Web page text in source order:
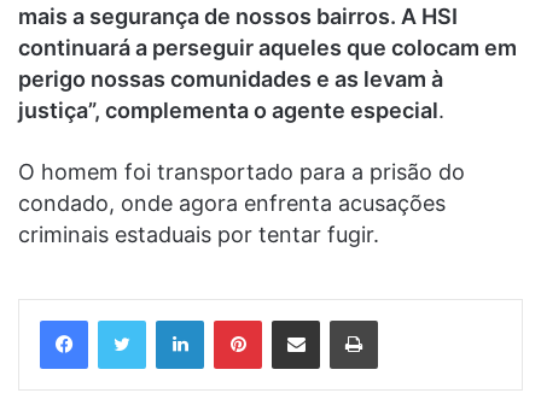
mais a segurança de nossos bairros. A HSI
continuará a perseguir aqueles que colocam em
perigo nossas comunidades e as levam à
justiça”, complementa o agente especial.
O homem foi transportado para a prisão do
condado, onde agora enfrenta acusações
criminais estaduais por tentar fugir.
LinkedinPinterestCompartilhar via e-mail Imprimir